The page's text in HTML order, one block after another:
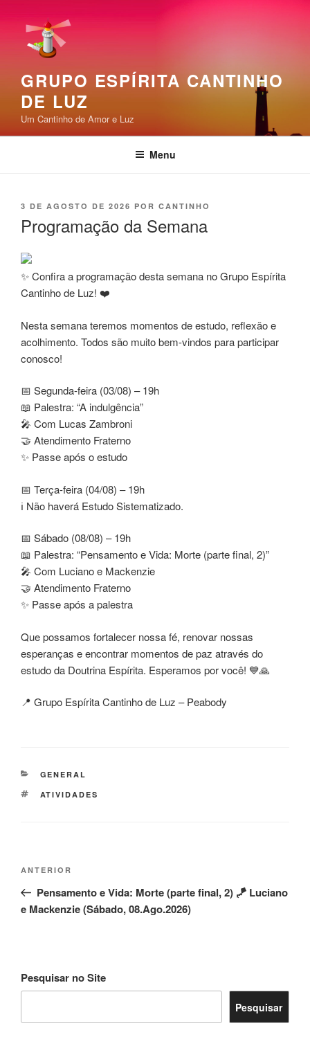
conteúdo
GRUPO ESPÍRITA CANTINHO
DE LUZ
Um Cantinho de Amor e Luz
Menu
PUBLICADO
3 DE AGOSTO DE 2026 POR CANTINHO
Programação da Semana
✨ Confira a programação desta semana no Grupo Espírita
Cantinho de Luz! ❤️
Nesta semana teremos momentos de estudo, reflexão e
acolhimento. Todos são muito bem-vindos para participar
conosco!
📅 Segunda-feira (03/08) – 19h
📖 Palestra: “A indulgência”
🎤 Com Lucas Zambroni
🤝 Atendimento Fraterno
✨ Passe após o estudo
📅 Terça-feira (04/08) – 19h
ℹ️ Não haverá Estudo Sistematizado.
📅 Sábado (08/08) – 19h
📖 Palestra: “Pensamento e Vida: Morte (parte final, 2)”
🎤 Com Luciano e Mackenzie
🤝 Atendimento Fraterno
✨ Passe após a palestra
Que possamos fortalecer nossa fé, renovar nossas
esperanças e encontrar momentos de paz através do
estudo da Doutrina Espírita. Esperamos por você! 💙🙏
📍 Grupo Espírita Cantinho de Luz – Peabody
CATEGORIAS
GENERAL
TAGS
ATIVIDADES
Post
Post
anterior
ANTERIOR
Pensamento e Vida: Morte (parte final, 2) 🪁 Luciano
e Mackenzie (Sábado, 08.Ago.2026)
Pesquisar no Site
Pesquisar